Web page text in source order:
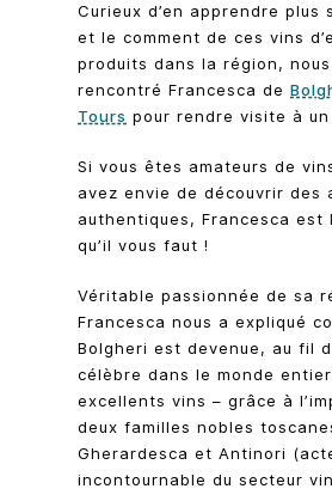
Curieux d’en apprendre plus
et le comment de ces vins
produits dans la région,
rencontré Francesca de
Tours pour rendre visite à un
Si vous êtes amateurs de
avez envie de découvrir des
authentiques, Francesca est
qu’il vous faut !
Véritable passionnée de sa
Francesca nous a expliqué
Bolgheri est devenue, au fil
célèbre dans le monde
excellents vins – grâce à
deux familles nobles
Gherardesca et Antinori
incontournable du secteur